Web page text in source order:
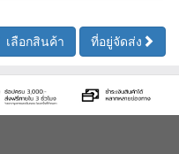
เลือกสินค้า ที่อยู่จัดส่ง